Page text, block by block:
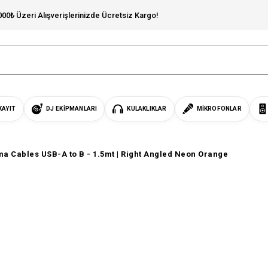
Üzeri Alışverişlerinizde Ücretsiz Kargo!
DJ EKIPMANLARI KULAKLIKLAR MIKROFONLAR
Cables USB-A to B - 1.5mt | Right Angled Neon Orange